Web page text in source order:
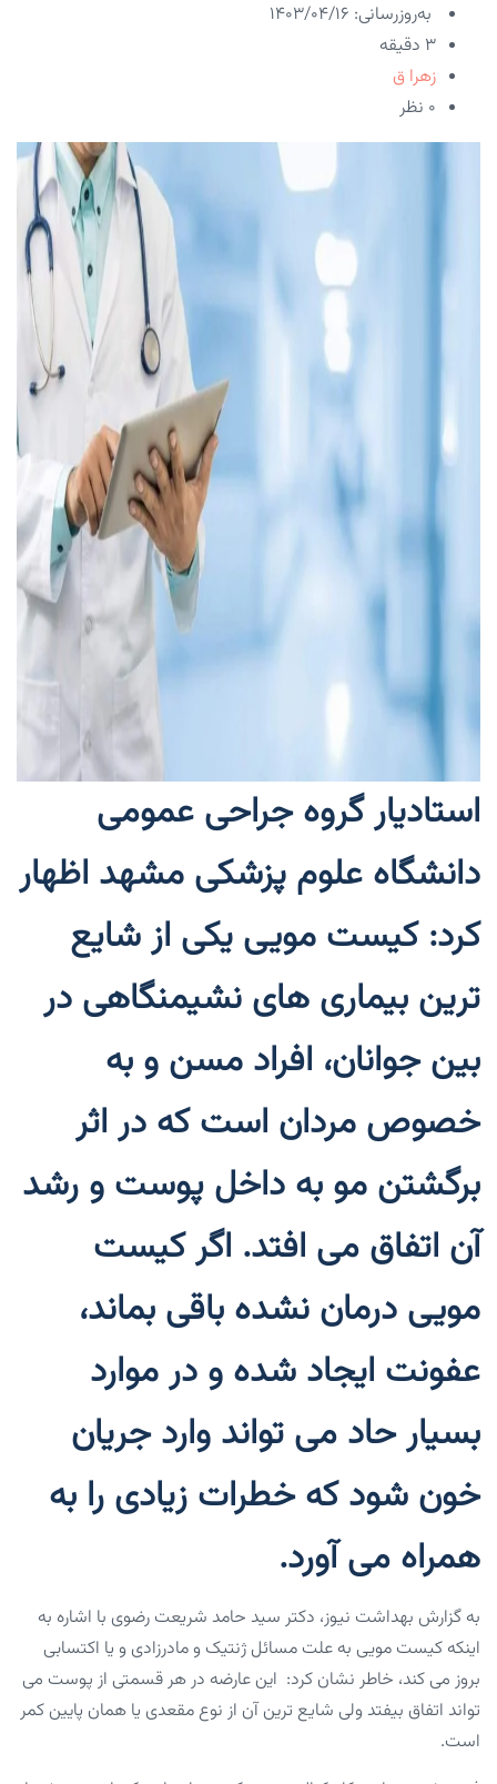
به‌روزرسانی: ۱۴۰۳/۰۴/۱۶
3 دقیقه
زهرا ق
۰ نظر
استادیار گروه جراحی عمومی
دانشگاه علوم پزشکی مشهد اظهار
کرد: کیست مویی یکی از شایع
ترین بیماری های نشیمنگاهی در
بین جوانان، افراد مسن و به
خصوص مردان است که در اثر
برگشتن مو به داخل پوست و رشد
آن اتفاق می افتد. اگر کیست
مویی درمان نشده باقی بماند،
عفونت ایجاد شده و در موارد
بسیار حاد می تواند وارد جریان
خون شود که خطرات زیادی را به
همراه می آورد.
به گزارش بهداشت نیوز، دکتر سید حامد شریعت رضوی با اشاره به
اینکه کیست مویی به علت مسائل ژنتیک و مادرزادی و یا اکتسابی
بروز می کند، خاطر نشان کرد: این عارضه در هر قسمتی از پوست می
تواند اتفاق بیفتد ولی شایع ترین آن از نوع مقعدی یا همان پایین کمر
است.